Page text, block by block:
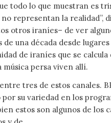
todo lo que muestran es
representan la realidad”,
otros iraníes– de ver
una década desde
de iraníes que se
música persa viven allí.
tres de estos canales.
su variedad en los
estos son algunos de los